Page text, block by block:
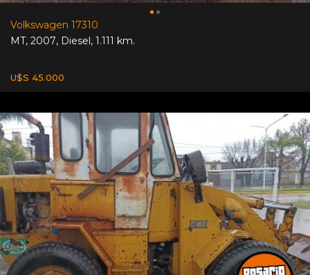
Volkswagen 17310
MT, 2007, Diesel, 1.111 km.
U$S 45.000